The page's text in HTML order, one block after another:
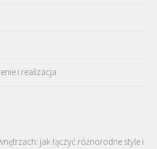
i realizacja
jak łączyć różnorodne style i